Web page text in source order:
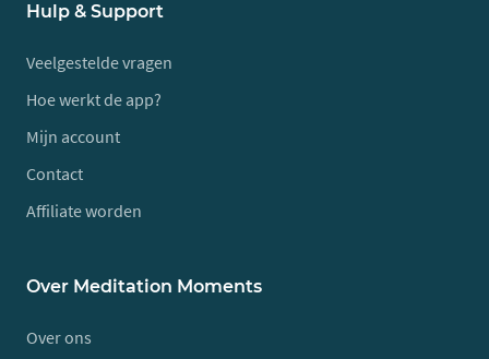
Hulp & Support
Veelgestelde vragen
Hoe werkt de app?
Mijn account
Contact
Affiliate worden
Over Meditation Moments
Over ons